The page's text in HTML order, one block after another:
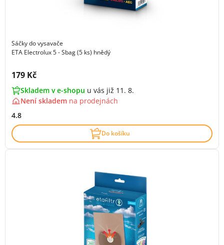
Sáčky do vysavače
ETA Electrolux 5 - Sbag (5 ks) hnědý
Cena s DPH:
179 Kč
Skladem v e-shopu u vás již 11. 8.
Není skladem na prodejnách
4.8
Do košíku